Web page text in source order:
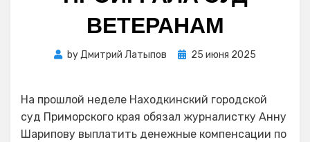
ВЕТЕРАНАМ
byДмитрий Латыпов
Posted
25 июня 2025
На прошлой неделе Находкинский городской
суд Приморского края обязал журналистку Анну
Шарипову выплатить денежные компенсации по